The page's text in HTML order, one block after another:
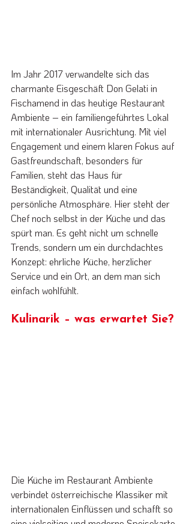
Im Jahr 2017 verwandelte sich das
charmante Eisgeschäft Don Gelati in
Fischamend in das heutige Restaurant
Ambiente – ein familiengeführtes Lokal
mit internationaler Ausrichtung. Mit viel
Engagement und einem klaren Fokus auf
Gastfreundschaft, besonders für
Familien, steht das Haus für
Beständigkeit, Qualität und eine
persönliche Atmosphäre. Hier steht der
Chef noch selbst in der Küche und das
spürt man. Es geht nicht um schnelle
Trends, sondern um ein durchdachtes
Konzept: ehrliche Küche, herzlicher
Service und ein Ort, an dem man sich
einfach wohlfühlt.
Kulinarik – was erwartet Sie?
Die Küche im Restaurant Ambiente
verbindet österreichische Klassiker mit
internationalen Einflüssen und schafft so